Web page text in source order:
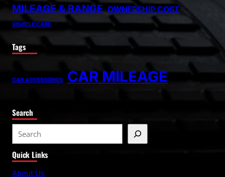
MILEAGE & RANGE OWNERSHIP COST
VEHICLE CARE
Tags
CAR ACCESSORIES CAR MILEAGE
Search
Quick Links
About Us